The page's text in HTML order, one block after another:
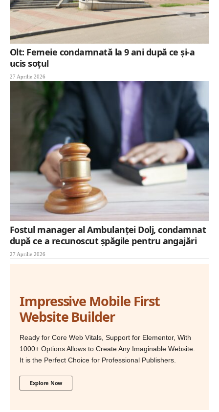
Olt: Femeie condamnată la 9 ani după ce și-a
ucis soțul
27 Aprilie 2026
Fostul manager al Ambulanţei Dolj, condamnat
după ce a recunoscut șpăgile pentru angajări
27 Aprilie 2026
Impressive Mobile First
Website Builder
Ready for Core Web Vitals, Support for Elementor, With
1000+ Options Allows to Create Any Imaginable Website.
It is the Perfect Choice for Professional Publishers.
Explore Now